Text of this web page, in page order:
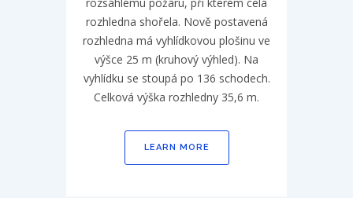
rozhledna shořela. Nově postavená
rozhledna má vyhlídkovou plošinu ve
výšce 25 m (kruhový výhled). Na
vyhlídku se stoupá po 136 schodech.
Celková výška rozhledny 35,6 m.
LEARN MORE